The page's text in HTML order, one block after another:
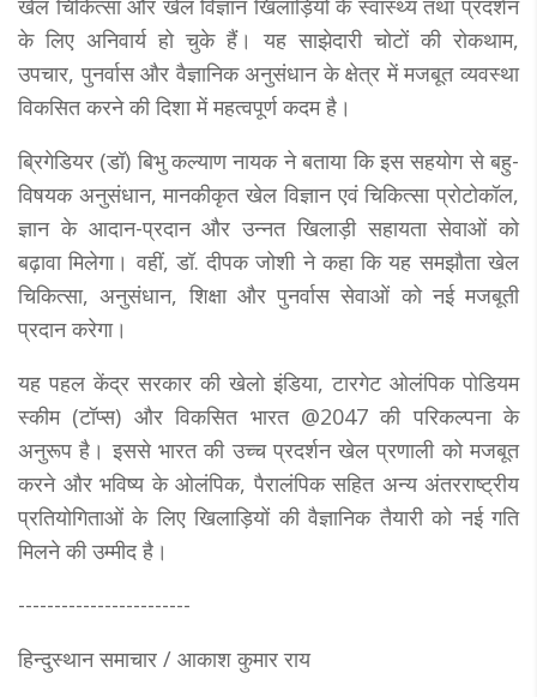
खेल चिकित्सा और खेल विज्ञान खिलाड़ियों के स्वास्थ्य तथा प्रदर्शन
के लिए अनिवार्य हो चुके हैं। यह साझेदारी चोटों की रोकथाम,
उपचार, पुनर्वास और वैज्ञानिक अनुसंधान के क्षेत्र में मजबूत व्यवस्था
विकसित करने की दिशा में महत्वपूर्ण कदम है।
ब्रिगेडियर (डॉ) बिभु कल्याण नायक ने बताया कि इस सहयोग से बहु-
विषयक अनुसंधान, मानकीकृत खेल विज्ञान एवं चिकित्सा प्रोटोकॉल,
ज्ञान के आदान-प्रदान और उन्नत खिलाड़ी सहायता सेवाओं को
बढ़ावा मिलेगा। वहीं, डॉ. दीपक जोशी ने कहा कि यह समझौता खेल
चिकित्सा, अनुसंधान, शिक्षा और पुनर्वास सेवाओं को नई मजबूती
प्रदान करेगा।
यह पहल केंद्र सरकार की खेलो इंडिया, टारगेट ओलंपिक पोडियम
स्कीम (टॉप्स) और विकसित भारत @2047 की परिकल्पना के
अनुरूप है। इससे भारत की उच्च प्रदर्शन खेल प्रणाली को मजबूत
करने और भविष्य के ओलंपिक, पैरालंपिक सहित अन्य अंतरराष्ट्रीय
प्रतियोगिताओं के लिए खिलाड़ियों की वैज्ञानिक तैयारी को नई गति
मिलने की उम्मीद है।
------------------------
हिन्दुस्थान समाचार / आकाश कुमार राय